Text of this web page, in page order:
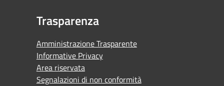
Trasparenza
Amministrazione Trasparente
Informative Privacy
Area riservata
Segnalazioni di non conformità